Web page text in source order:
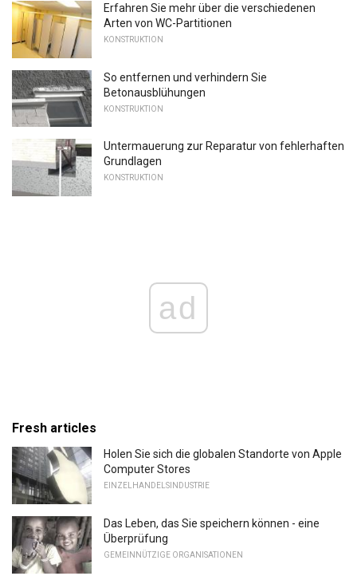
Erfahren Sie mehr über die verschiedenen
Arten von WC-Partitionen
KONSTRUKTION
So entfernen und verhindern Sie
Betonausblühungen
KONSTRUKTION
Untermauerung zur Reparatur von fehlerhaften
Grundlagen
KONSTRUKTION
ad
Fresh articles
Holen Sie sich die globalen Standorte von Apple
Computer Stores
EINZELHANDELSINDUSTRIE
Das Leben, das Sie speichern können - eine
Überprüfung
GEMEINNÜTZIGE ORGANISATIONEN